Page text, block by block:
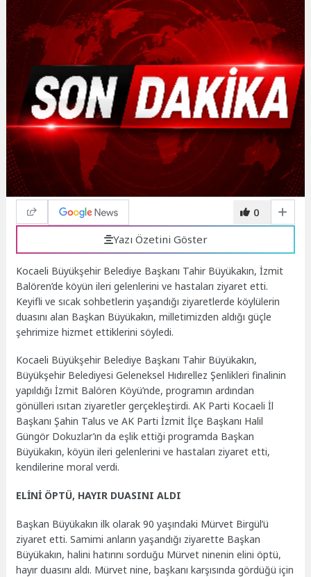
0
Yazı Özetini Göster
Kocaeli Büyükşehir Belediye Başkanı Tahir Büyükakın, İzmit
Balören’de köyün ileri gelenlerini ve hastaları ziyaret etti.
Keyifli ve sıcak sohbetlerin yaşandığı ziyaretlerde köylülerin
duasını alan Başkan Büyükakın, milletimizden aldığı güçle
şehrimize hizmet ettiklerini söyledi.
Kocaeli Büyükşehir Belediye Başkanı Tahir Büyükakın,
Büyükşehir Belediyesi Geleneksel Hıdırellez Şenlikleri finalinin
yapıldığı İzmit Balören Köyü’nde, programın ardından
gönülleri ısıtan ziyaretler gerçekleştirdi. AK Parti Kocaeli İl
Başkanı Şahin Talus ve AK Parti İzmit İlçe Başkanı Halil
Güngör Dokuzlar’ın da eşlik ettiği programda Başkan
Büyükakın, köyün ileri gelenlerini ve hastaları ziyaret etti,
kendilerine moral verdi.
ELİNİ ÖPTÜ, HAYIR DUASINI ALDI
Başkan Büyükakın ilk olarak 90 yaşındaki Mürvet Birgül’ü
ziyaret etti. Samimi anların yaşandığı ziyarette Başkan
Büyükakın, halini hatırını sorduğu Mürvet ninenin elini öptü,
hayır duasını aldı. Mürvet nine, başkanı karşısında gördüğü için